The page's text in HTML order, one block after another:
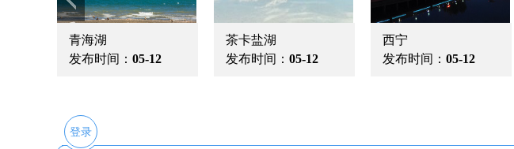
青海湖
发布时间： 05-12
茶卡盐湖
发布时间： 05-12
西宁
发布时间： 05-12
登录